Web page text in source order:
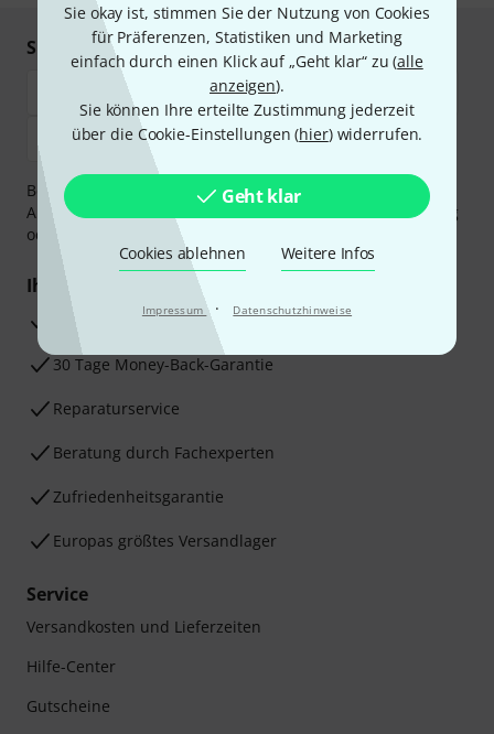
Sie okay ist, stimmen Sie der Nutzung von Cookies
für Präferenzen, Statistiken und Marketing
einfach durch einen Klick auf „Geht klar“ zu (alle
anzeigen).
Sie können Ihre erteilte Zustimmung jederzeit
über die Cookie-Einstellungen (hier) widerrufen.
Geht klar
Cookies ablehnen Weitere Infos
Impressum · Datenschutzhinweise
Sicher einkaufen & bezahlen
Bezahlen Sie vertraulich und sicher per Vorkasse, PayPal,
Amazon Pay,
Klarna Ratenzahlung
oder Kreditkarte.
Ihre Vorteile
3 Jahre Thomann Garantie
30 Tage Money-Back-Garantie
Reparaturservice
Beratung durch Fachexperten
Zufriedenheitsgarantie
Europas größtes Versandlager
Service
Versandkosten und Lieferzeiten
Hilfe-Center
Gutscheine